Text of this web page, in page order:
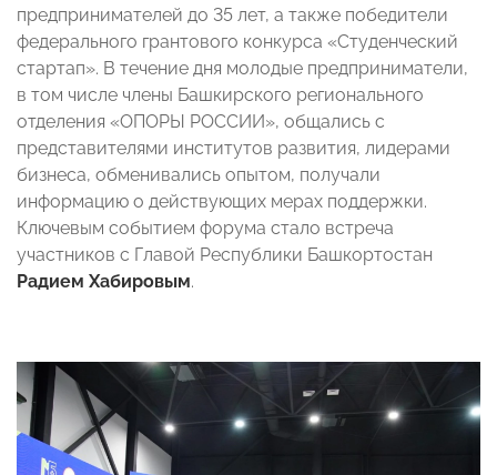
предпринимателей до 35 лет, а также победители
федерального грантового конкурса «Студенческий
стартап». В течение дня молодые предприниматели,
в том числе члены Башкирского регионального
отделения «ОПОРЫ РОССИИ», общались с
представителями институтов развития, лидерами
бизнеса, обменивались опытом, получали
информацию о действующих мерах поддержки.
Ключевым событием форума стало встреча
участников с Главой Республики Башкортостан
Радием Хабировым.